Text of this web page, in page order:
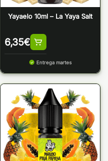
Yayaelo 10ml – La Yaya Salt
6,35€
Entrega martes